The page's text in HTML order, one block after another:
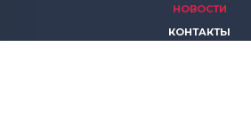
НОВОСТИ
КОНТАКТЫ